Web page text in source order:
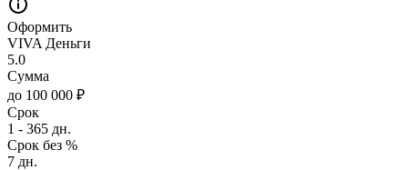
Оформить
VIVA Деньги
5.0
Сумма
до 100 000 ₽
Срок
1 - 365 дн.
Срок без %
7 дн.